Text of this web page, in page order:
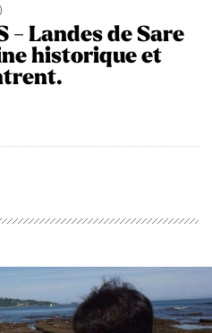
- Landes de Sare
historique et